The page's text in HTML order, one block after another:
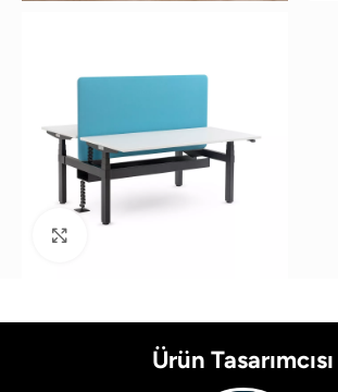
Ürün Tasarımcısı